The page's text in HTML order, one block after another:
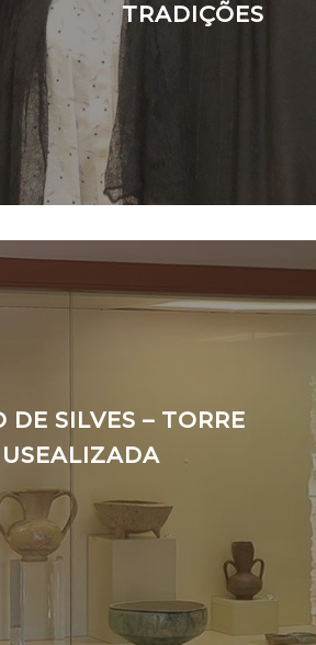
TRADIÇÕES
DE SILVES – TORRE